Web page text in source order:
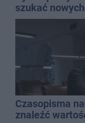
szukać
Czasopisma
znaleźć